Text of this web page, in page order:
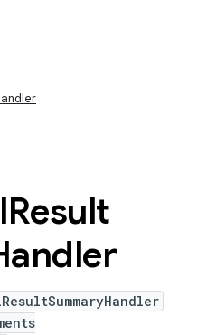
Result